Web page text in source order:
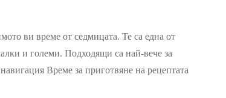
ви време от седмицата. Те са една от
и големи. Подходящи са най-вече за
Време за приготвяне на рецептата